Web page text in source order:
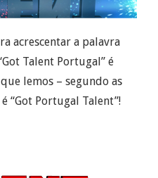
acrescentar a palavra
Talent Portugal” é
lemos – segundo as
“Got Portugal Talent”!